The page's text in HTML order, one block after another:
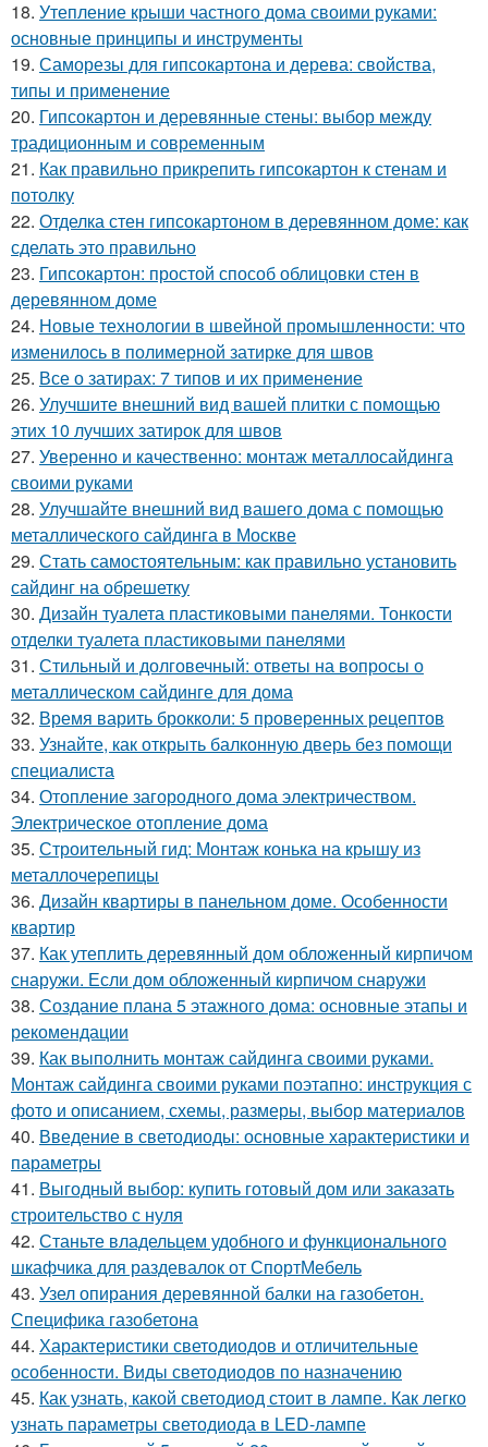
18. Утепление крыши частного дома своими руками:
основные принципы и инструменты
19. Саморезы для гипсокартона и дерева: свойства,
типы и применение
20. Гипсокартон и деревянные стены: выбор между
традиционным и современным
21. Как правильно прикрепить гипсокартон к стенам и
потолку
22. Отделка стен гипсокартоном в деревянном доме: как
сделать это правильно
23. Гипсокартон: простой способ облицовки стен в
деревянном доме
24. Новые технологии в швейной промышленности: что
изменилось в полимерной затирке для швов
25. Все о затирах: 7 типов и их применение
26. Улучшите внешний вид вашей плитки с помощью
этих 10 лучших затирок для швов
27. Уверенно и качественно: монтаж металлосайдинга
своими руками
28. Улучшайте внешний вид вашего дома с помощью
металлического сайдинга в Москве
29. Стать самостоятельным: как правильно установить
сайдинг на обрешетку
30. Дизайн туалета пластиковыми панелями. Тонкости
отделки туалета пластиковыми панелями
31. Стильный и долговечный: ответы на вопросы о
металлическом сайдинге для дома
32. Время варить брокколи: 5 проверенных рецептов
33. Узнайте, как открыть балконную дверь без помощи
специалиста
34. Отопление загородного дома электричеством.
Электрическое отопление дома
35. Строительный гид: Монтаж конька на крышу из
металлочерепицы
36. Дизайн квартиры в панельном доме. Особенности
квартир
37. Как утеплить деревянный дом обложенный кирпичом
снаружи. Если дом обложенный кирпичом снаружи
38. Создание плана 5 этажного дома: основные этапы и
рекомендации
39. Как выполнить монтаж сайдинга своими руками.
Монтаж сайдинга своими руками поэтапно: инструкция с
фото и описанием, схемы, размеры, выбор материалов
40. Введение в светодиоды: основные характеристики и
параметры
41. Выгодный выбор: купить готовый дом или заказать
строительство с нуля
42. Станьте владельцем удобного и функционального
шкафчика для раздевалок от СпортМебель
43. Узел опирания деревянной балки на газобетон.
Специфика газобетона
44. Характеристики светодиодов и отличительные
особенности. Виды светодиодов по назначению
45. Как узнать, какой светодиод стоит в лампе. Как легко
узнать параметры светодиода в LED-лампе